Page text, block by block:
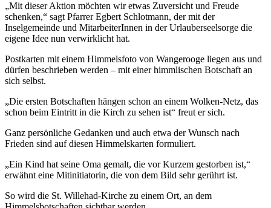
„Mit dieser Aktion möchten wir etwas Zuversicht und Freude
schenken,“ sagt Pfarrer Egbert Schlotmann, der mit der
Inselgemeinde und MitarbeiterInnen in der Urlauberseelsorge die
eigene Idee nun verwirklicht hat.
Postkarten mit einem Himmelsfoto von Wangerooge liegen aus und
dürfen beschrieben werden – mit einer himmlischen Botschaft an
sich selbst.
„Die ersten Botschaften hängen schon an einem Wolken-Netz, das
schon beim Eintritt in die Kirch zu sehen ist“ freut er sich.
Ganz persönliche Gedanken und auch etwa der Wunsch nach
Frieden sind auf diesen Himmelskarten formuliert.
„Ein Kind hat seine Oma gemalt, die vor Kurzem gestorben ist,“
erwähnt eine Mitinitiatorin, die von dem Bild sehr gerührt ist.
So wird die St. Willehad-Kirche zu einem Ort, an dem